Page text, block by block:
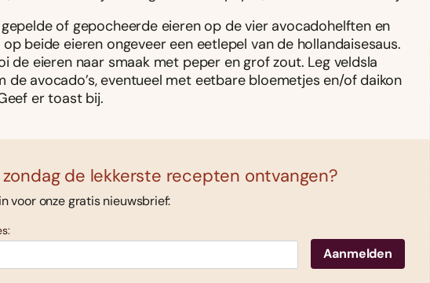
of gepocheerde eieren op de vier avocadohelften en
op beide eieren ongeveer een eetlepel van de hollandaisesaus.
de eieren naar smaak met peper en grof zout. Leg veldsla
de avocado’s, eventueel met eetbare bloemetjes en/of daikon
er toast bij.
de lekkerste recepten ontvangen?
voor onze gratis nieuwsbrief: